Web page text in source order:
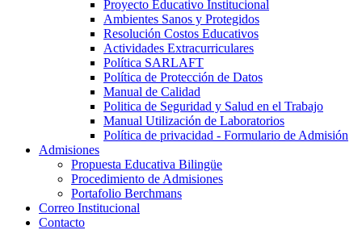
Proyecto Educativo Institucional
Ambientes Sanos y Protegidos
Resolución Costos Educativos
Actividades Extracurriculares
Política SARLAFT
Política de Protección de Datos
Manual de Calidad
Politica de Seguridad y Salud en el Trabajo
Manual Utilización de Laboratorios
Política de privacidad - Formulario de Admisión
Admisiones
Propuesta Educativa Bilingüe
Procedimiento de Admisiones
Portafolio Berchmans
Correo Institucional
Contacto